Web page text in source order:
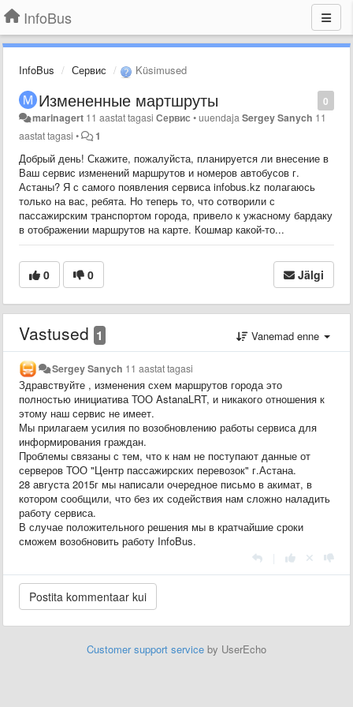
InfoBus
InfoBus Сервис Küsimused
0
Измененные мартшруты
marinagert 11 aastat tagasi Сервис •uuendajaSergey Sanych 11
aastat tagasi • 1
Добрый день! Скажите, пожалуйста, планируется ли внесение в
Ваш сервис изменений маршрутов и номеров автобусов г.
Астаны? Я с самого появления сервиса infobus.kz полагаюсь
только на вас, ребята. Но теперь то, что сотворили с
пассажирским транспортом города, привело к ужасному бардаку
в отображении маршрутов на карте. Кошмар какой-то...
0 0 Jälgi
Vastused 1 Vanemad enne
Sergey Sanych 11 aastat tagasi
Здравствуйте , изменения схем маршрутов города это
полностью инициатива ТОО AstanaLRT, и никакого отношения к
этому наш сервис не имеет.
Мы прилагаем усилия по возобновлению работы сервиса для
информирования граждан.
Проблемы связаны с тем, что к нам не поступают данные от
серверов ТОО "Центр пассажирских перевозок" г.Астана.
28 августа 2015г мы написали очередное письмо в акимат, в
котором сообщили, что без их содействия нам сложно наладить
работу сервиса.
В случае положительного решения мы в кратчайшие сроки
сможем возобновить работу InfoBus.
Customer support service by UserEcho